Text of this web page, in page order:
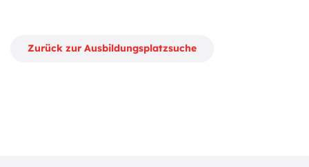
Zurück zur Ausbildungsplatzsuche